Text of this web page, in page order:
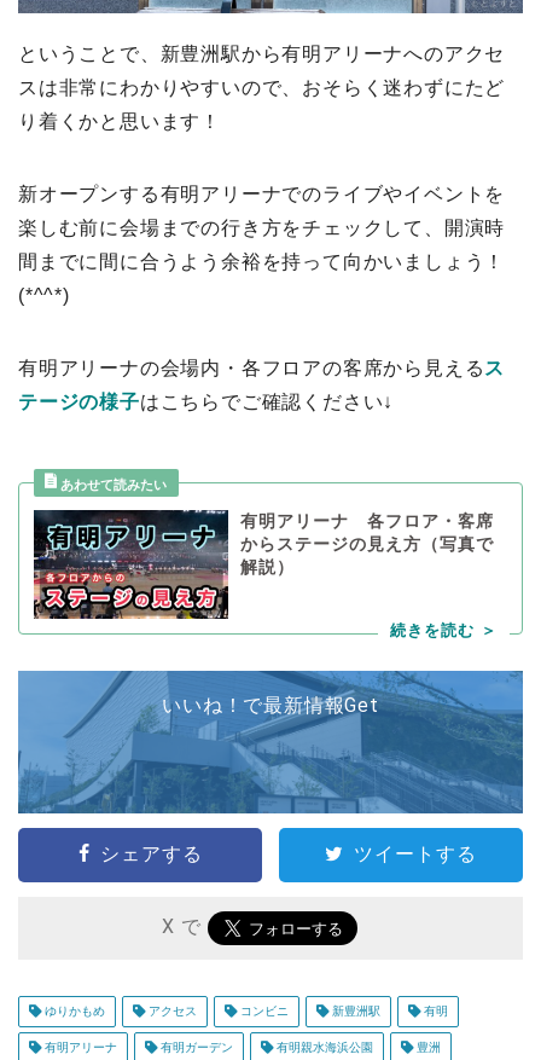
ということで、新豊洲駅から有明アリーナへのアクセ
スは非常にわかりやすいので、おそらく迷わずにたど
り着くかと思います！
新オープンする有明アリーナでのライブやイベントを
楽しむ前に会場までの行き方をチェックして、開演時
間までに間に合うよう余裕を持って向かいましょう！
(*^^*)
有明アリーナの会場内・各フロアの客席から見える ス
テージの様子はこちらでご確認ください↓
有明アリーナ 各フロア・客席
からステージの見え方（写真で
解説）
いいね！で最新情報Get
シェアする ツイートする
X で
ゆりかもめ アクセス コンビニ 新豊洲駅 有明
有明アリーナ 有明ガーデン 有明親水海浜公園 豊洲